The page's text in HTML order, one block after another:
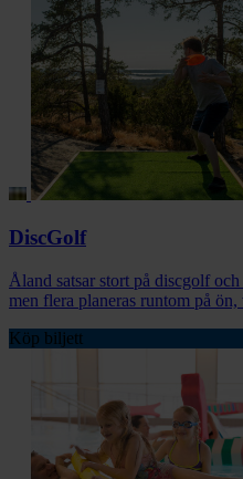
DiscGolf
Åland satsar stort på discgolf
men flera planeras runtom på
Köp biljett